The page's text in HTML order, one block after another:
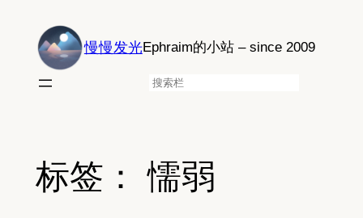
慢慢发光Ephraim的小站 – since 2009
搜
标签：懦弱